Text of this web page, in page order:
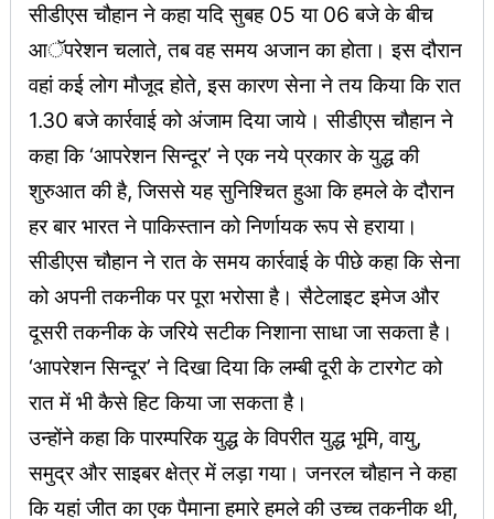
सीडीएस चौहान ने कहा यदि सुबह 05 या 06 बजे के बीच
आॅपरेशन चलाते, तब वह समय अजान का होता। इस दौरान
वहां कई लोग मौजूद होते, इस कारण सेना ने तय किया कि रात
1.30 बजे कार्रवाई को अंजाम दिया जाये। सीडीएस चौहान ने
कहा कि ‘आपरेशन सिन्दूर’ ने एक नये प्रकार के युद्ध की
शुरुआत की है, जिससे यह सुनिश्चित हुआ कि हमले के दौरान
हर बार भारत ने पाकिस्तान को निर्णायक रूप से हराया।
सीडीएस चौहान ने रात के समय कार्रवाई के पीछे कहा कि सेना
को अपनी तकनीक पर पूरा भरोसा है। सैटेलाइट इमेज और
दूसरी तकनीक के जरिये सटीक निशाना साधा जा सकता है।
‘आपरेशन सिन्दूर’ ने दिखा दिया कि लम्बी दूरी के टारगेट को
रात में भी कैसे हिट किया जा सकता है।
उन्होंने कहा कि पारम्परिक युद्ध के विपरीत युद्ध भूमि, वायु,
समुद्र और साइबर क्षेत्र में लड़ा गया। जनरल चौहान ने कहा
कि यहां जीत का एक पैमाना हमारे हमले की उच्च तकनीक थी,